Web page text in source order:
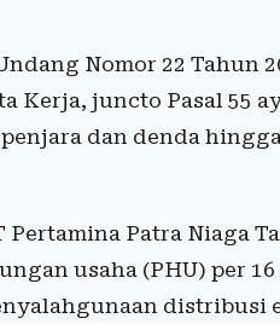
Nomor 22 Tahun
Kerja, juncto Pasal 55
dan denda
Pertamina Patra Niaga
usaha (PHU) per 16
distribusi